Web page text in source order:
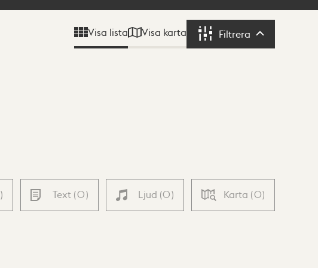
Visa lista Visa karta Filtrera Filtrera
) Text (0) Ljud (0) Karta (0)